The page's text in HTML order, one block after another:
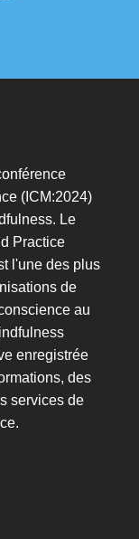
(ICM:2024)
Le
Practice
l'une des plus
de
au
enregistrée
des
services de